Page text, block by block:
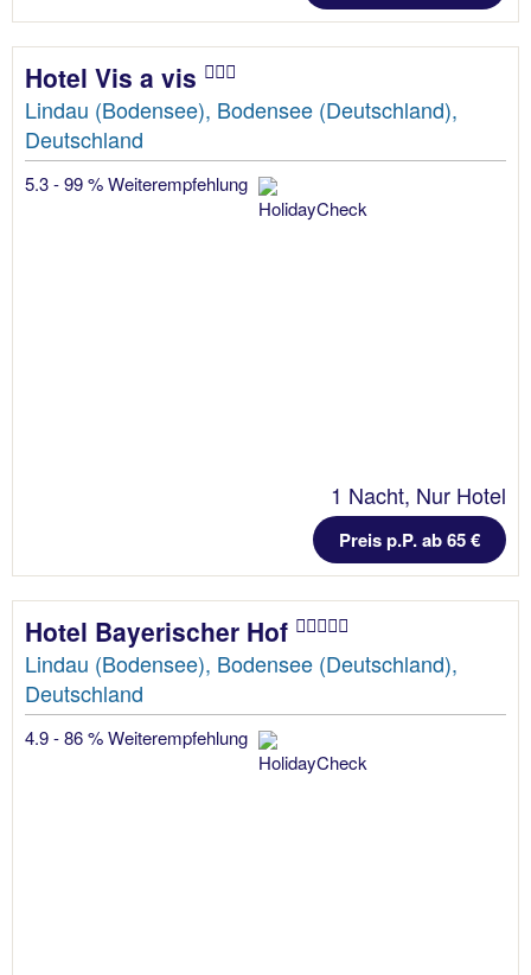
Hotel Vis a vis
Lindau (Bodensee), Bodensee (Deutschland),
Deutschland
5.3 - 99 % Weiterempfehlung
1 Nacht, Nur Hotel
Preis p.P. ab 65 €
Hotel Bayerischer Hof
Lindau (Bodensee), Bodensee (Deutschland),
Deutschland
4.9 - 86 % Weiterempfehlung